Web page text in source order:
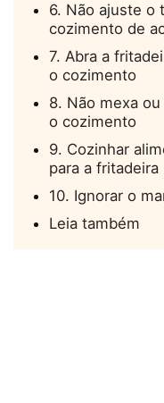
6. Não ajuste o
cozimento de
7. Abra a
o cozimento
8. Não mexa
o cozimento
9. Cozinhar
para a fritadeira
10. Ignorar o
Leia também